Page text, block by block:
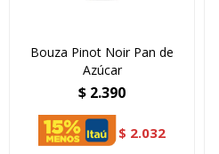
Bouza Pinot Noir Pan de
Azúcar
$ 2.390
$ 2.032